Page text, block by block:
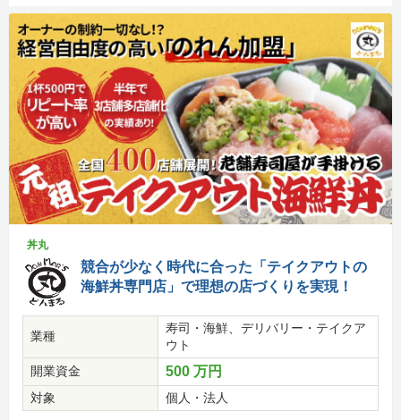
丼丸
競合が少なく時代に合った「テイクアウトの
海鮮丼専門店」で理想の店づくりを実現！
業種
寿司・海鮮、デリバリー・テイクア
ウト
開業資金
500 万円
対象 個人・法人